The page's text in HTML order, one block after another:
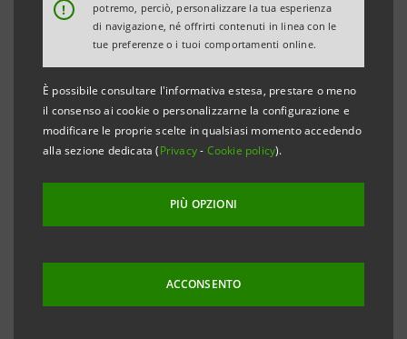
!
potremo, perciò, personalizzare la tua esperienza
di navigazione, né offrirti contenuti in linea con le
tue preferenze o i tuoi comportamenti online.
È possibile consultare l'informativa estesa, prestare o meno
il consenso ai cookie o personalizzarne la configurazione e
modificare le proprie scelte in qualsiasi momento accedendo
alla sezione dedicata (Privacy- Cookie policy).
PIÙ OPZIONI
ACCONSENTO
Trento, 25 gennaio 2011 . Il Consiglio di
Amministrazione di Banca di Trento e Bolzano
riunitosi sotto la presidenza di Mario Marangoni ha
deliberato la nomina di Nicola Calabrò a nuovo
direttore generale, in sostituzione di Roberto Dal